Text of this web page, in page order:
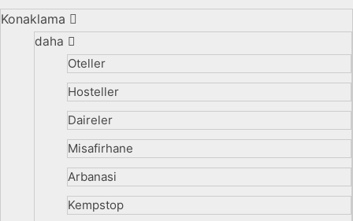
Konaklama
daha
Oteller
Hosteller
Daireler
Misafirhane
Arbanasi
Kempstop